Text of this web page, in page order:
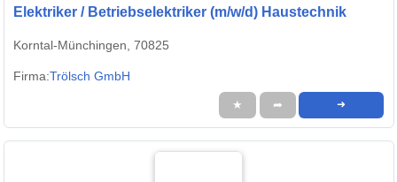
Elektriker / Betriebselektriker (m/w/d) Haustechnik
Korntal-Münchingen, 70825
Firma:Trölsch GmbH
★ ➦ ➜